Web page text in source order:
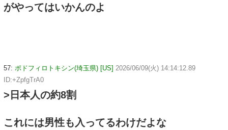
がやってはいかんのよ
57: ポドフィロトキシン(埼玉県) [US] 2026/06/09(火) 14:14:12.89
ID:+ZpfgTrA0
>日本人の約8割
これには男性も入ってるわけだよな